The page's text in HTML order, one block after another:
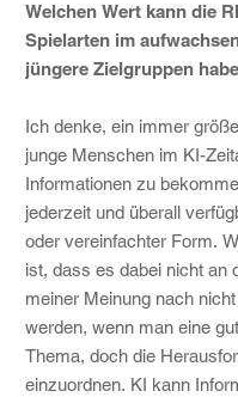
Welchen Wert kann die
Spielarten im
jüngere Zielgruppen
Ich denke, ein immer
junge Menschen im KI-
Informationen zu
jederzeit und überall
oder vereinfachter Form.
ist, dass es dabei nicht an
meiner Meinung nach
werden, wenn man eine
Thema, doch die
einzuordnen. KI kann